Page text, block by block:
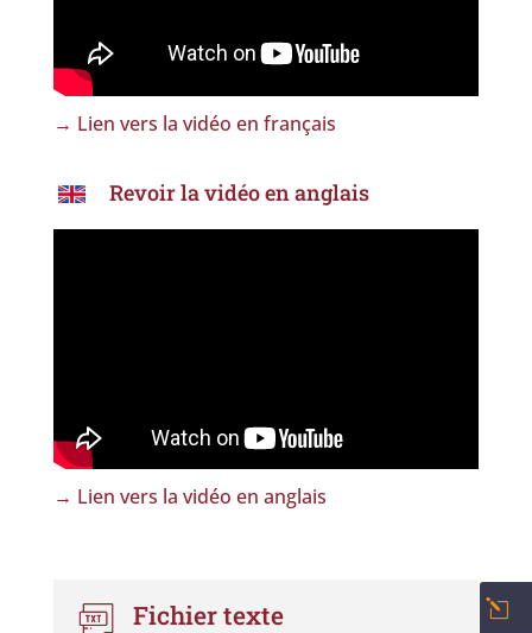
→ Lien vers la vidéo en français
Revoir la vidéo en anglais
→ Lien vers la vidéo en anglais
Fichier texte l